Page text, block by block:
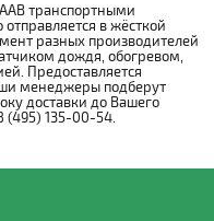
транспортными
в жёсткой
разных производителей
дождя, обогревом,
Предоставляется
менеджеры подберут
доставки до Вашего
(495) 135-00-54.